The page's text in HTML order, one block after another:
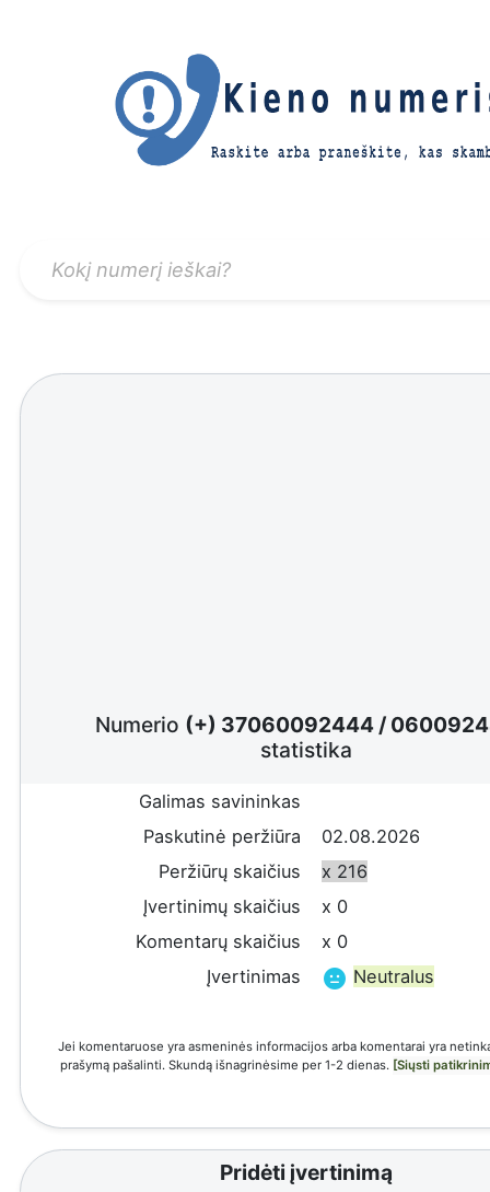
Numerio (+) 37060092444 /
statistika
Galimas savininkas
Paskutinė peržiūra
02.08.2026
Peržiūrų skaičius
x 216
Įvertinimų skaičius
x 0
Komentarų skaičius
x 0
Įvertinimas
Neutralus
Jei komentaruose yra asmeninės informacijos arba komentarai yra
prašymą pašalinti. Skundą išnagrinėsime per 1-2 dienas. [Siųsti
Pridėti įvertinimą